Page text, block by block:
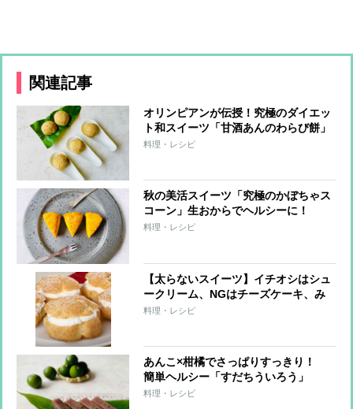
関連記事
オリンピアンが伝授！究極のダイエッ
ト和スイーツ「甘酒あんのわらび餅」
料理・レシピ
秋の美活スイーツ「究極のかぼちゃス
コーン」生おからでヘルシーに！
料理・レシピ
【太らないスイーツ】イチオシはシュ
ークリーム、NGはチーズケーキ、み
たらし団子
料理・レシピ
あんこ×柑橘でさっぱりすっきり！
簡単ヘルシー「すだちういろう」
料理・レシピ